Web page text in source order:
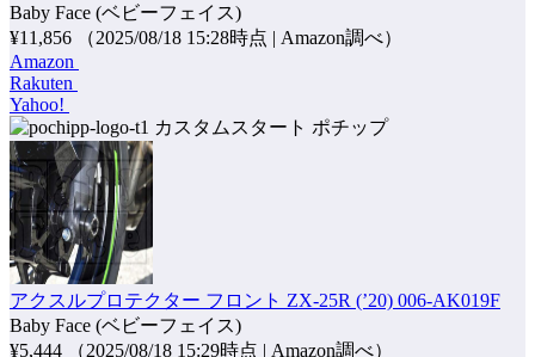
Baby Face (ベビーフェイス)
¥11,856
（2025/08/18 15:28時点 | Amazon調べ）
Amazon
Rakuten
Yahoo!
ポチップ
アクスルプロテクター フロント ZX-25R (’20) 006-AK019F
Baby Face (ベビーフェイス)
¥5,444
（2025/08/18 15:29時点 | Amazon調べ）